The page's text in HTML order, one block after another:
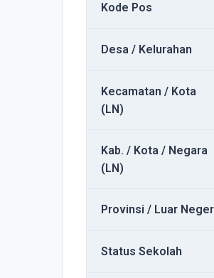
Kode Pos
Desa / Kelurahan
Kecamatan / Kota
(LN)
Kab. / Kota / Negara
(LN)
Provinsi / Luar
Status Sekolah